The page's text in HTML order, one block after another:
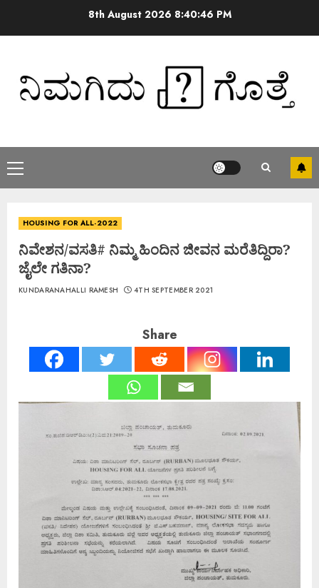
8th August 2026 8:40:47 PM
HOUSING FOR ALL-2022
ನಿವೇಶನ/ವಸತಿ# ನಿಮ್ಮ ಹಿಂದಿನ ಜೀವನ ಮರೆತಿದ್ದಿರಾ?
ಜೈಲೇ ಗತಿನಾ?
KUNDARANAHALLI RAMESH 4TH SEPTEMBER 2021
Share